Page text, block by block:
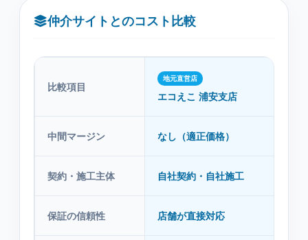
仲介サイトとのコスト比較
比較項目
地元直営店
エコえこ 浦安支店
中間マージン なし（適正価格）
契約・施工主体 自社契約・自社施工
保証の信頼性 店舗が直接対応